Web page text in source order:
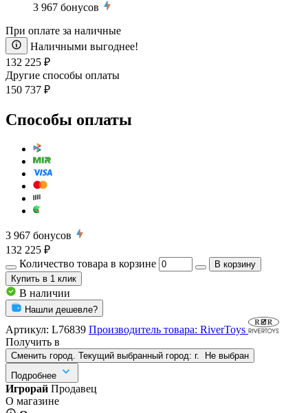
3 967 бонусов
При оплате за наличные
Наличными выгоднее!
132 225 ₽
Другие способы оплаты
150 737 ₽
Способы оплаты
3 967 бонусов
132 225 ₽
Количество товара в корзине
В корзину
Купить в 1 клик
В наличии
Нашли дешевле?
Артикул: L76839 Производитель товара: RiverToys
Получить в
Сменить город. Текущий выбранный город: г.
Не выбран
Подробнее
Игрорай Продавец
О магазине